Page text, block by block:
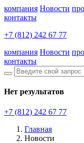
компания Новости
контакты
+7 (812) 242 67 77
компания Новости
контакты
Нет результатов
+7 (812) 242 67 77
Главная
Новости